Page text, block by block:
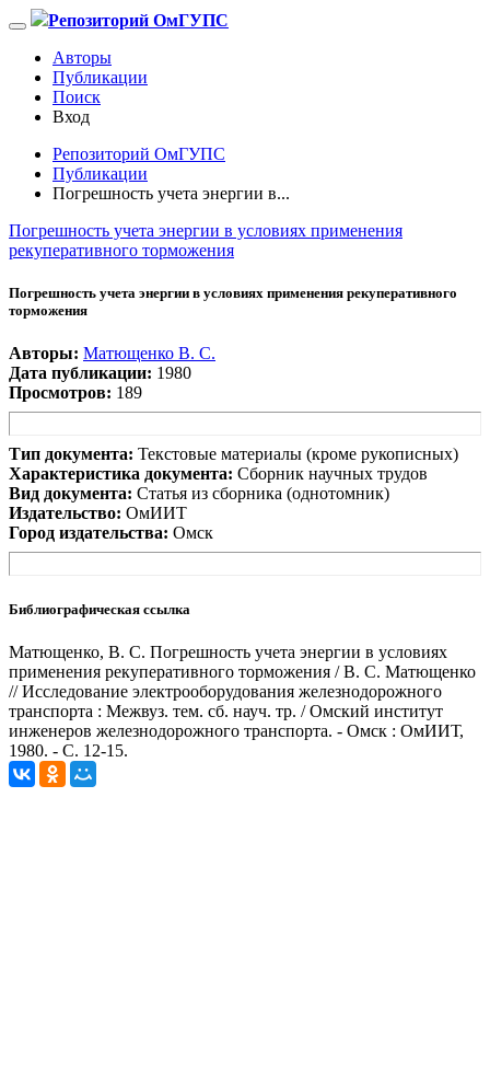
Репозиторий ОмГУПС
Авторы
Публикации
Поиск
Вход
Репозиторий ОмГУПС
Публикации
Погрешность учета энергии в...
Погрешность учета энергии в условиях применения
рекуперативного торможения
Погрешность учета энергии в условиях применения рекуперативного
торможения
Авторы: Матющенко В. С.
Дата публикации: 1980
Просмотров: 189
Тип документа: Текстовые материалы (кроме рукописных)
Характеристика документа: Сборник научных трудов
Вид документа: Статья из сборника (однотомник)
Издательство: ОмИИТ
Город издательства: Омск
Библиографическая ссылка
Матющенко, В. С. Погрешность учета энергии в условиях
применения рекуперативного торможения / В. С. Матющенко
// Исследование электрооборудования железнодорожного
транспорта : Межвуз. тем. сб. науч. тр. / Омский институт
инженеров железнодорожного транспорта. - Омск : ОмИИТ,
1980. - С. 12-15.